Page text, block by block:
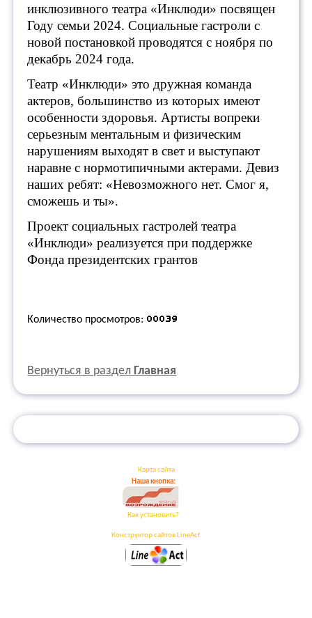
инклюзивного театра «Инклюди» посвящен
Году семьи 2024. Социальные гастроли с
новой постановкой проводятся с ноября по
декабрь 2024 года.
Театр «Инклюди» это дружная команда
актеров, большинство из которых имеют
особенности здоровья. Артисты вопреки
серьезным ментальным и физическим
нарушениям выходят в свет и выступают
наравне с нормотипичными актерами. Девиз
наших ребят: «Невозможного нет. Смог я,
сможешь и ты».
Проект социальных гастролей театра
«Инклюди» реализуется при поддержке
Фонда президентских грантов
Количество просмотров:
Вернуться в раздел Главная
Карта сайта
Наша кнопка:
Как установить?
Конструктор сайтов LineAct